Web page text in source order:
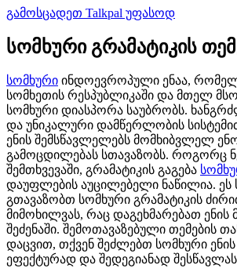
გამოსცადეთ Talkpal უფასოდ
სომხური გრამატიკის
სომხური ინდოევროპული ენაა,
სომხეთის რესპუბლიკაში და მთელ
სომხური დიასპორა საუბრობს.
და უნიკალური დამწერლობის
ენის შემსწავლელებს მომხიბვლელ
გამოცდილებას სთავაზობს. როგორც
შემთხვევაში, გრამატიკის გაგება
დაუფლების აუცილებელი ნაწილია.
გთავაზობთ სომხური გრამატიკის
მიმოხილვას, რაც დაგეხმარებათ ენის
შეძენაში. შემოთავაზებული თემების
დაცვით, თქვენ შეძლებთ სომხური
ეფექტურად და შედეგიანად